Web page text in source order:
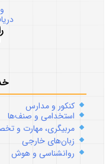
کنکور و مدارس
استخدامی و صنف‌ها
مربیگری، مهارت و
زبان‌های خارجی
روانشناسی و هوش